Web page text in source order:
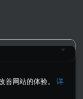
善网站的体验。 详